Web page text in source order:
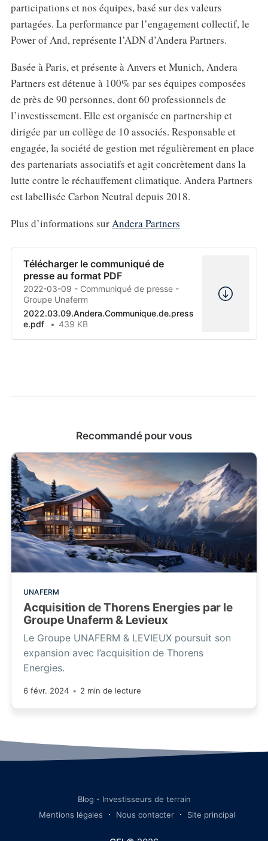
participations et nos équipes, basé sur des valeurs
partagées. La performance par l’engagement collectif, le
Power of And, représente l’ADN d’Andera Partners.
Basée à Paris, et présente à Anvers et Munich, Andera
Partners est détenue à 100% par ses équipes composées
de près de 90 personnes, dont 60 professionnels de
l’investissement. Elle est organisée en partnership et
dirigée par un collège de 10 associés. Responsable et
engagée, la société de gestion met régulièrement en place
des partenariats associatifs et agit concrètement dans la
lutte contre le réchauffement climatique. Andera Partners
est labellisée Carbon Neutral depuis 2018.
Plus d’informations surAndera Partners
Télécharger le communiqué de
presse au format PDF
2022-03-09 - Communiqué de presse -
Groupe Unaferm
2022.03.09.Andera.Communique.de.press
e.pdf
439 KB
Recommandé pour vous
UNAFERM
Acquisition de Thorens Energies par le
Groupe Unaferm & Levieux
Le Groupe UNAFERM & LEVIEUX poursuit son
expansion avec l’acquisition de Thorens
Energies.
6 févr. 2024 • 2 min de lecture
Blog - Investisseurs de terrain
Mentions légales
Nous contacter Site principal